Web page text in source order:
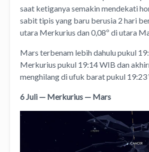
saat ketiganya semakin mendekati
sabit tipis yang baru berusia 2 hari
utara Merkurius dan 0,08º di utara
Mars terbenam lebih dahulu pukul
Merkurius pukul 19:14 WIB dan
menghilang di ufuk barat pukul
6 Juli — Merkurius — Mars